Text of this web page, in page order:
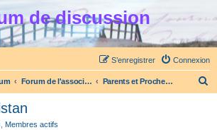
de discussion
Connexion
S’enregistrer
Forum de l'association Enfine Parents et Proches concernés par les TCA
Membres actifs